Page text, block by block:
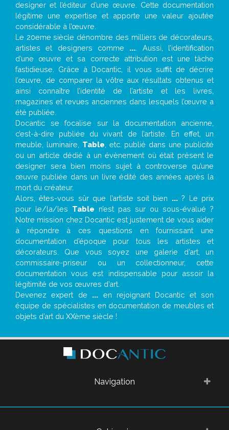
designer et l’éditeur d’une œuvre. Cette documentation
légitime une expertise et apporte une valeur ajoutée
considérable à l’œuvre.
Le 20eme siècle dénombre des milliers de décorateurs,
artistes et designers comme ... . Aussi, l’identification
d’une œuvre et sa correcte attribution est une tâche
fastidieuse. Grâce à Docantic, il vous suffit de décrire
l’œuvre, de comparer la vôtre aux résultats obtenus et
ainsi connaître l’identité de l’artiste et les livres,
magazines et revues anciennes dans lesquels l’œuvre a
été publiée.
Docantic se focalise sur la documentation ancienne,
c’est-à-dire publiée du vivant de l’artiste. En effet, un
meuble, luminaire, Table , etc. publié dans une publicité
ou un article dédié à un évènement où était présent le
designer sera bien moins sujet à controverse qu’une
œuvre publiée dans un livre édité des années après la
mort du créateur.
Alors, êtes-vous sûr que l’artiste soit bien ...? Le prix
pour le/la/les Table n’est pas sur ou sous-évalué ?
Notre mission chez Docantic est justement de vous aider
à répondre à ces questions en fournissant une
documentation d’époque pour tous les artistes et
décorateurs. Que vous soyez une galerie d’art, un
commissaire-priseur ou un collectionneur, cette
documentation vous est indispensable pour assoir la
légitimité de vos œuvres d’art.
Devenez expert de ... en rejoignant Docantic et son
équipe de spécialistes en documentation de meubles et
objets d’art du XXème siècle !
Navigation